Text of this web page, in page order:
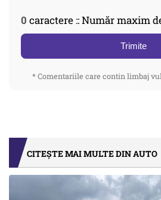
0 caractere :: Număr maxim
Trimite
* Comentariile care contin limbaj
CITEȘTE MAI MULTE DIN AUTO